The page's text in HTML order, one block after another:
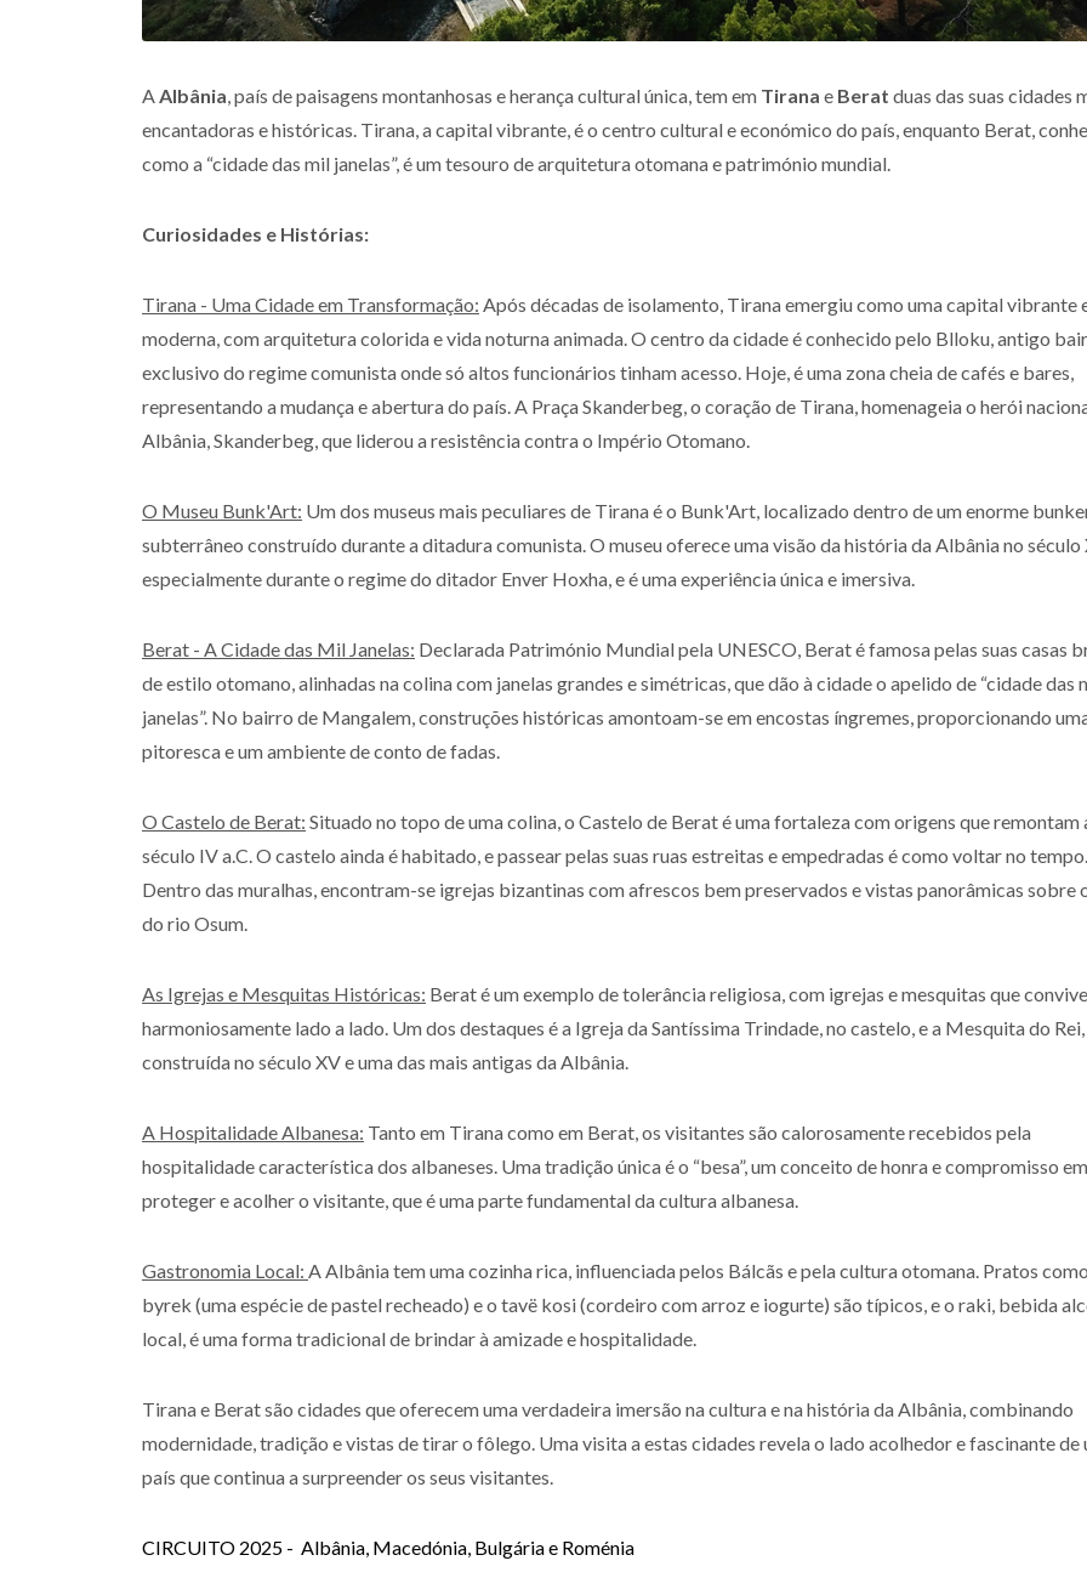
AAlbânia, país de paisagens montanhosas e herança cultural única, tem em Tirana e Berat duas das suas cidades
encantadoras e históricas. Tirana, a capital vibrante, é o centro cultural e económico do país, enquanto Berat,
como a “cidade das mil janelas”, é um tesouro de arquitetura otomana e património mundial.
Curiosidades e Histórias:
Tirana - Uma Cidade em Transformação: Após décadas de isolamento, Tirana emergiu como uma capital vibrante
moderna, com arquitetura colorida e vida noturna animada. O centro da cidade é conhecido pelo Blloku, antigo
exclusivo do regime comunista onde só altos funcionários tinham acesso. Hoje, é uma zona cheia de cafés e bares,
representando a mudança e abertura do país. A Praça Skanderbeg, o coração de Tirana, homenageia o herói
Albânia, Skanderbeg, que liderou a resistência contra o Império Otomano.
O Museu Bunk'Art: Um dos museus mais peculiares de Tirana é o Bunk'Art, localizado dentro de um enorme
subterrâneo construído durante a ditadura comunista. O museu oferece uma visão da história da Albânia no século
especialmente durante o regime do ditador Enver Hoxha, e é uma experiência única e imersiva.
Berat - A Cidade das Mil Janelas: Declarada Património Mundial pela UNESCO, Berat é famosa pelas suas casas
de estilo otomano, alinhadas na colina com janelas grandes e simétricas, que dão à cidade o apelido de “cidade das
janelas”. No bairro de Mangalem, construções históricas amontoam-se em encostas íngremes, proporcionando
pitoresca e um ambiente de conto de fadas.
O Castelo de Berat: Situado no topo de uma colina, o Castelo de Berat é uma fortaleza com origens que remontam
século IV a.C. O castelo ainda é habitado, e passear pelas suas ruas estreitas e empedradas é como voltar no tempo.
Dentro das muralhas, encontram-se igrejas bizantinas com afrescos bem preservados e vistas panorâmicas sobre
do rio Osum.
As Igrejas e Mesquitas Históricas: Berat é um exemplo de tolerância religiosa, com igrejas e mesquitas que
harmoniosamente lado a lado. Um dos destaques é a Igreja da Santíssima Trindade, no castelo, e a Mesquita do Rei,
construída no século XV e uma das mais antigas da Albânia.
A Hospitalidade Albanesa: Tanto em Tirana como em Berat, os visitantes são calorosamente recebidos pela
hospitalidade característica dos albaneses. Uma tradição única é o “besa”, um conceito de honra e compromisso em
proteger e acolher o visitante, que é uma parte fundamental da cultura albanesa.
Gastronomia Local: A Albânia tem uma cozinha rica, influenciada pelos Bálcãs e pela cultura otomana. Pratos
byrek (uma espécie de pastel recheado) e o tavë kosi (cordeiro com arroz e iogurte) são típicos, e o raki, bebida
local, é uma forma tradicional de brindar à amizade e hospitalidade.
Tirana e Berat são cidades que oferecem uma verdadeira imersão na cultura e na história da Albânia, combinando
modernidade, tradição e vistas de tirar o fôlego. Uma visita a estas cidades revela o lado acolhedor e fascinante de
país que continua a surpreender os seus visitantes.
CIRCUITO 2025 - Albânia, Macedónia, Bulgária e Roménia